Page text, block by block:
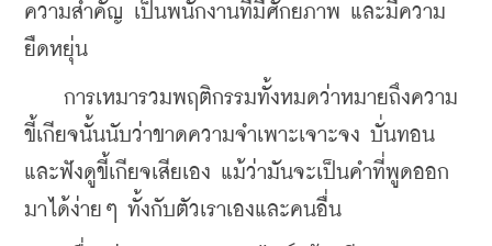
ความสำคัญ เป็นพนักงานที่มีศักยภาพ และมีความ
ยืดหยุ่น
การเหมารวมพฤติกรรมทั้งหมดว่าหมายถึงความ
ขี้เกียจนั้นนับว่าขาดความจำเพาะเจาะจง บั่นทอน
และฟังดูขี้เกียจเสียเอง แม้ว่ามันจะเป็นคำที่พูดออก
มาได้ง่ายๆ ทั้งกับตัวเราเองและคนอื่น